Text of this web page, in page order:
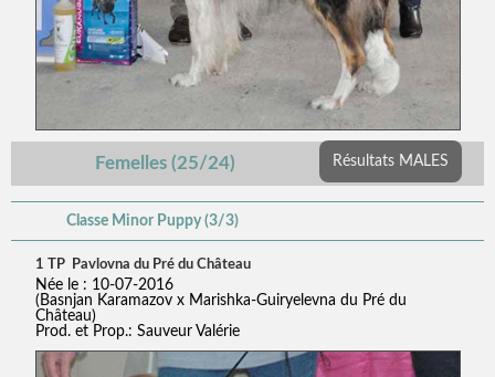
Femelles (25/24) Résultats MALES
Classe Minor Puppy (3/3)
1 TP Pavlovna du Pré du Château
Née le : 10-07-2016
(Basnjan Karamazov x Marishka-Guiryelevna du Pré du
Château)
Prod. et Prop.: Sauveur Valérie